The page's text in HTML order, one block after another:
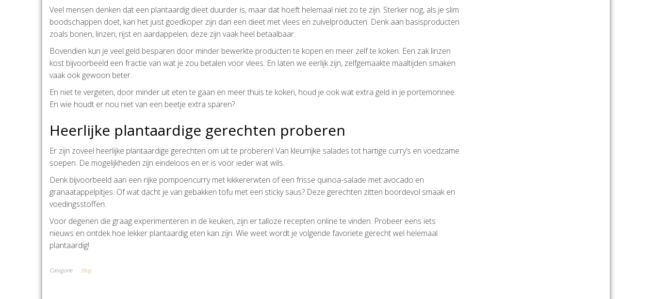
Veel mensen denken dat een plantaardig dieet duurder is, maar dat hoeft helemaal niet zo te zijn. Sterker nog, als je slim
boodschappen doet, kan het juist goedkoper zijn dan een dieet met vlees en zuivelproducten. Denk aan basisproducten
zoals bonen, linzen, rijst en aardappelen; deze zijn vaak heel betaalbaar.
Bovendien kun je veel geld besparen door minder bewerkte producten te kopen en meer zelf te koken. Een zak linzen
kost bijvoorbeeld een fractie van wat je zou betalen voor vlees. En laten we eerlijk zijn, zelfgemaakte maaltijden smaken
vaak ook gewoon beter.
En niet te vergeten, door minder uit eten te gaan en meer thuis te koken, houd je ook wat extra geld in je portemonnee.
En wie houdt er nou niet van een beetje extra sparen?
Heerlijke plantaardige gerechten proberen
Er zijn zoveel heerlijke plantaardige gerechten om uit te proberen! Van kleurrijke salades tot hartige curry’s en voedzame
soepen. De mogelijkheden zijn eindeloos en er is voor ieder wat wils.
Denk bijvoorbeeld aan een rijke pompoencurry met kikkererwten of een frisse quinoa-salade met avocado en
granaatappelpitjes. Of wat dacht je van gebakken tofu met een sticky saus? Deze gerechten zitten boordevol smaak en
voedingsstoffen.
Voor degenen die graag experimenteren in de keuken, zijn er talloze recepten online te vinden. Probeer eens iets
nieuws en ontdek hoe lekker plantaardig eten kan zijn. Wie weet wordt je volgende favoriete gerecht wel helemaal
plantaardig!
Categorie Blog